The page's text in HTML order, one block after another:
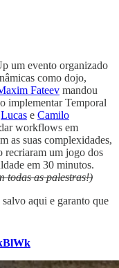
um evento organizado
como dojo,
Fateev mandou
implementar Temporal
Lucas e Camilo
workflows em
as suas complexidades,
recriaram um jogo dos
em 30 minutos.
todas as palestras!)
aqui e garanto que